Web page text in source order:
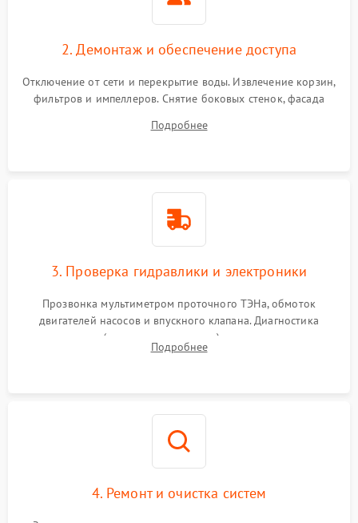
2. Демонтаж и обеспечение доступа
Отключение от сети и перекрытие воды. Извлечение корзин,
фильтров и импеллеров. Снятие боковых стенок, фасада
циркуляционному насосу, ТЭНу и сливной помпе.
Подробнее
3. Проверка гидравлики и электроники
Прозвонка мультиметром проточного ТЭНа, обмоток
двигателей насосов и впускного клапана. Диагностика
прессостата (датчика уровня воды), датчика мутности,
концевика дверцы и электронного модуля управления.
Подробнее
4. Ремонт и очистка систем